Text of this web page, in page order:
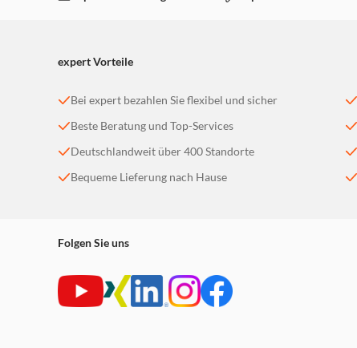
expert Vorteile
Bei expert bezahlen Sie flexibel und sicher
Beste Beratung und Top-Services
Deutschlandweit über 400 Standorte
Bequeme Lieferung nach Hause
Folgen Sie uns